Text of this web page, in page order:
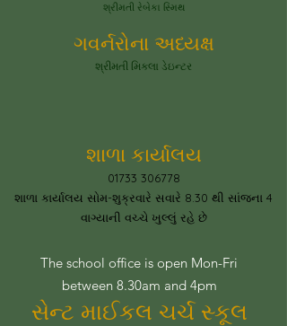
ગવર્નરોના અધ્યક્ષ
શ્રીમતી મિકલા ડેઇન્ટર
શ્રીમતી રેબેકા સ્મિથ
શાળા કાર્યાલય
01733 306778
શાળા કાર્યાલય સોમ-શુક્રવારે સવારે 8.30 થી સાંજના 4
વાગ્યાની વચ્ચે ખુલ્લું રહે છે
The school office is open Mon-Fri
between 8.30am and 4pm
સેન્ટ માઈકલ ચર્ચ સ્કૂલ